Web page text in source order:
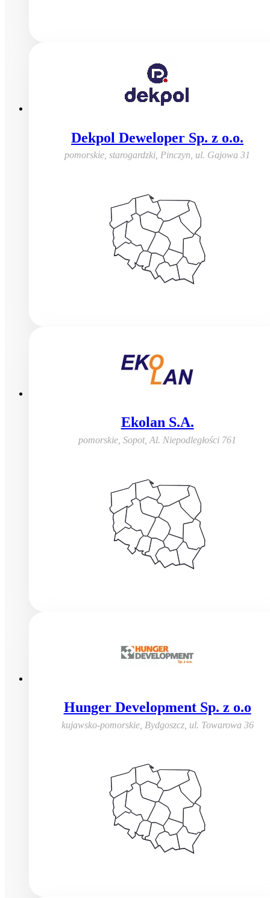
Dekpol Deweloper Sp. z o.o.
pomorskie, starogardzki, Pinczyn ul. Gajowa 31
Ekolan S.A.
pomorskie, Sopot,Al. Niepodległości 761
Hunger Development Sp. z o.o
kujawsko-pomorskie, Bydgoszcz, ul. Towarowa 36